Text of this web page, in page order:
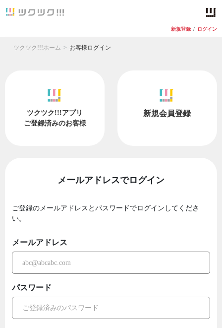
新規登録 / ログイン
ツクツク!!!ホーム お客様ログイン
ツクツク!!!アプリ
ご登録済みのお客様
新規会員登録
メールアドレスでログイン
ご登録のメールアドレスとパスワードでログインしてくださ
い。
メールアドレス
パスワード